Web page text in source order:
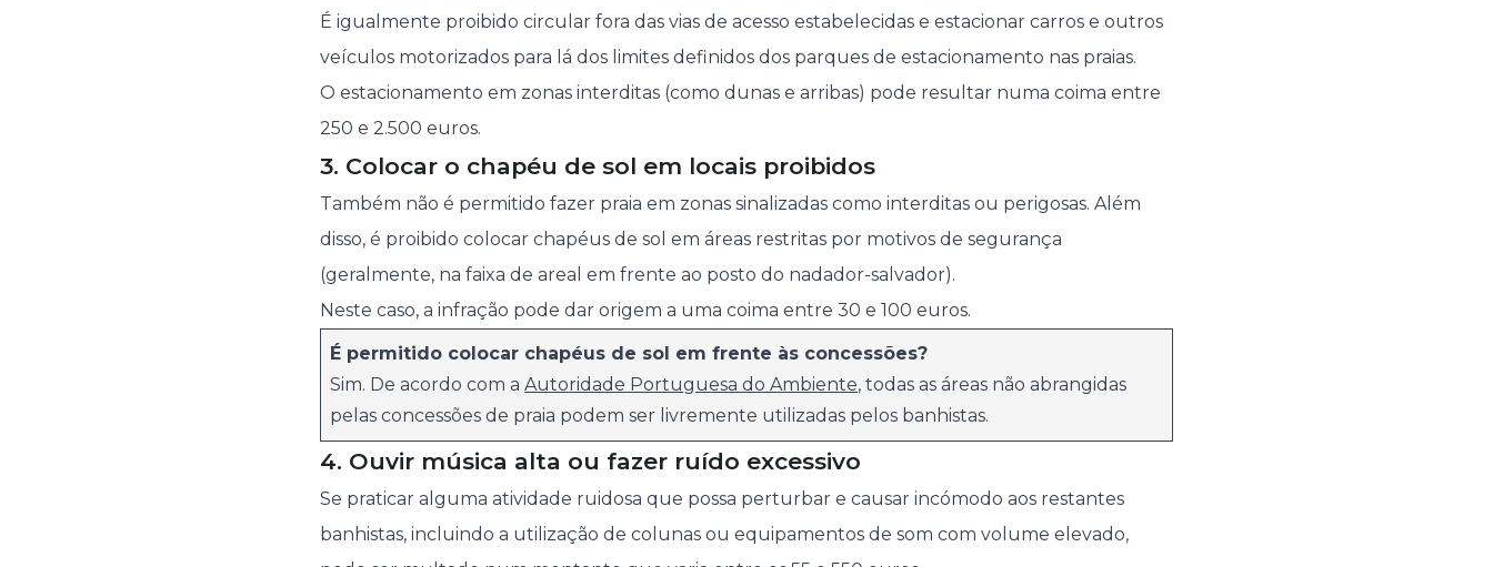
É igualmente proibido circular fora das vias de acesso estabelecidas e estacionar carros e outros
veículos motorizados para lá dos limites definidos dos parques de estacionamento nas praias.
O estacionamento em zonas interditas (como dunas e arribas) pode resultar numa coima entre
250 e 2.500 euros.
3. Colocar o chapéu de sol em locais proibidos
Também não é permitido fazer praia em zonas sinalizadas como interditas ou perigosas. Além
disso, é proibido colocar chapéus de sol em áreas restritas por motivos de segurança
(geralmente, na faixa de areal em frente ao posto do nadador-salvador).
Neste caso, a infração pode dar origem a uma coima entre 30 e 100 euros.
É permitido colocar chapéus de sol em frente às concessões?
Sim. De acordo com a Autoridade Portuguesa do Ambiente, todas as áreas não abrangidas
pelas concessões de praia podem ser livremente utilizadas pelos banhistas.
4. Ouvir música alta ou fazer ruído excessivo
Se praticar alguma atividade ruidosa que possa perturbar e causar incómodo aos restantes
banhistas, incluindo a utilização de colunas ou equipamentos de som com volume elevado,